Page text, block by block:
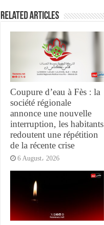
Related Articles
Coupure d’eau à Fès : la
société régionale
annonce une nouvelle
interruption, les habitants
redoutent une répétition
de la récente crise
6 August، 2026